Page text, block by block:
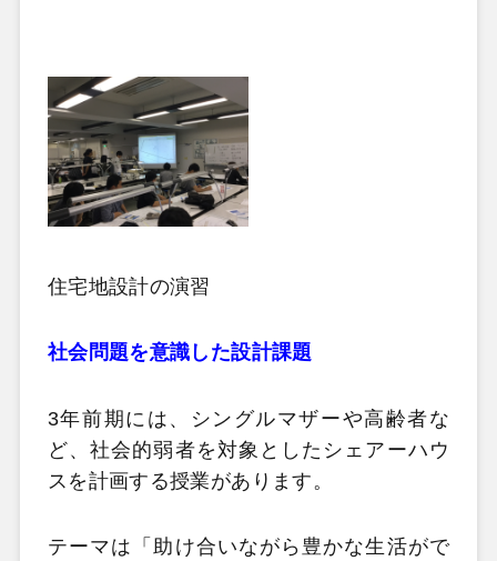
住宅地設計の演習
社会問題を意識した設計課題
3年前期には、シングルマザーや高齢者な
ど、社会的弱者を対象としたシェアーハウ
スを計画する授業があります。
テーマは「助け合いながら豊かな生活がで